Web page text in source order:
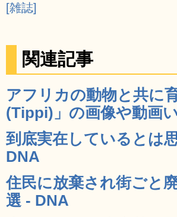
[雑誌]
関連記事
アフリカの動物と共に
(Tippi)」の画像や動画
到底実在しているとは
DNA
住民に放棄され街ごと
選 - DNA